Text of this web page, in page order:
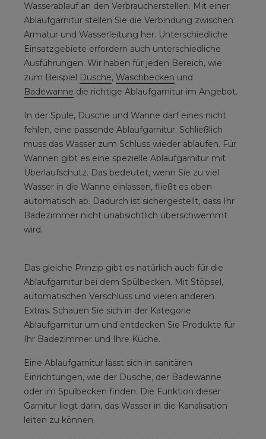
Wasserablauf an den Verbraucherstellen. Mit einer
Ablaufgarnitur stellen Sie die Verbindung zwischen
Armatur und Wasserleitung her. Unterschiedliche
Einsatzgebiete erfordern auch unterschiedliche
Ausführungen. Wir haben für jeden Bereich, wie
zum Beispiel Dusche, Waschbecken und
Badewanne die richtige Ablaufgarnitur im Angebot.
In der Spüle, Dusche und Wanne darf eines nicht
fehlen, eine passende Ablaufgarnitur. Schließlich
muss das Wasser zum Schluss wieder ablaufen. Für
Wannen gibt es eine spezielle Ablaufgarnitur mit
Überlaufschutz. Das bedeutet, wenn Sie zu viel
Wasser in die Wanne einlassen, fließt es oben
automatisch ab. Dadurch ist sichergestellt, dass Ihr
Badezimmer nicht unabsichtlich überschwemmt
wird.
Das gleiche Prinzip gibt es natürlich auch für die
Ablaufgarnitur bei dem Spülbecken. Mit Stöpsel,
automatischen Verschluss und vielen anderen
Extras. Schauen Sie sich in der Kategorie
Ablaufgarnitur um und entdecken Sie Produkte für
Ihr Badezimmer und Ihre Küche.
Eine Ablaufgarnitur lässt sich in sanitären
Einrichtungen, wie der Dusche, der Badewanne
oder im Spülbecken finden. Die Funktion dieser
Garnitur liegt darin, das Wasser in die Kanalisation
leiten zu können.